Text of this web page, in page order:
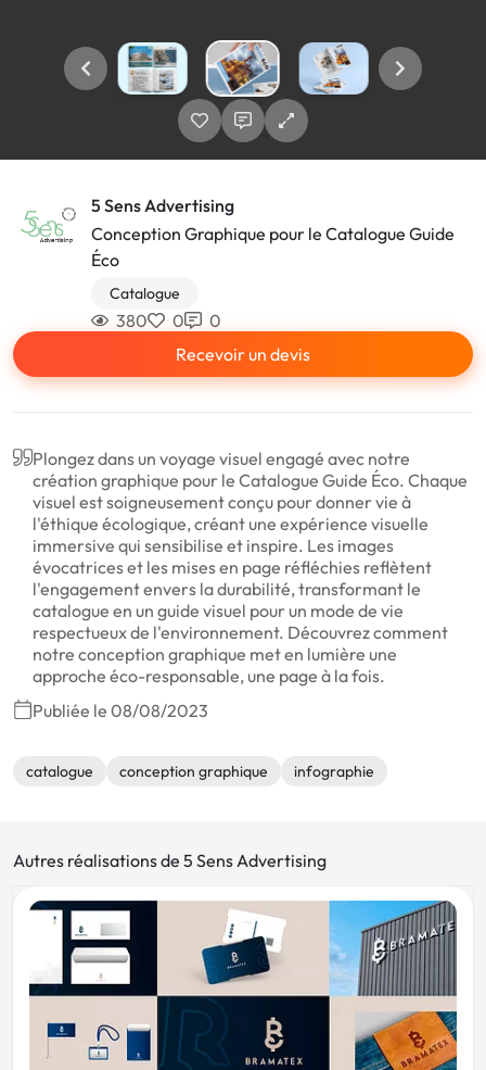
5 Sens Advertising
Conception Graphique pour le Catalogue Guide
Éco
Catalogue
380 0
0
Recevoir un devis
Plongez dans un voyage visuel engagé avec notre
création graphique pour le Catalogue Guide Éco. Chaque
visuel est soigneusement conçu pour donner vie à
l'éthique écologique, créant une expérience visuelle
immersive qui sensibilise et inspire. Les images
évocatrices et les mises en page réfléchies reflètent
l'engagement envers la durabilité, transformant le
catalogue en un guide visuel pour un mode de vie
respectueux de l'environnement. Découvrez comment
notre conception graphique met en lumière une
approche éco-responsable, une page à la fois.
Publiée le 08/08/2023
catalogue conception graphique infographie
Autres réalisations de 5 Sens Advertising